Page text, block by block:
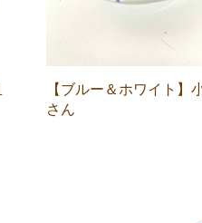
【ブルー＆ホワイト】
さん